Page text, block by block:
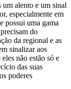
alento e um sinal
especialmente em
possui uma gama
do
da regional e as
sinalizar aos
não estão só e
das suas
poderes